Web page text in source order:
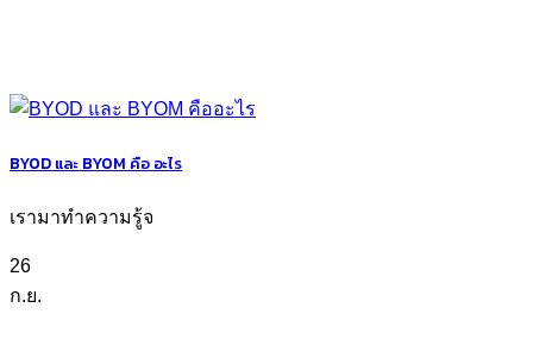
BYOD และ BYOM คือ อะไร
เรามาทำความรู้จ
26
ก.ย.